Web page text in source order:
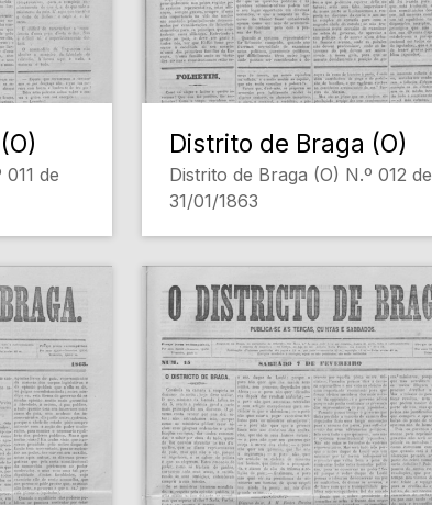
de
Distrito de Braga (O)
Distrito de Braga (O) N.º 012 de
31/01/1863